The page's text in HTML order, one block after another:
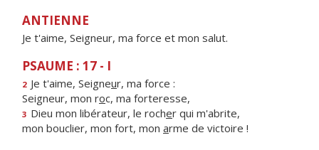
ANTIENNE
Je t'aime, Seigneur, ma force et mon salut.
PSAUME : 17 - I
2 Je t'aime, Seigneur, ma force :
Seigneur, mon roc, ma forteresse,
3 Dieu mon libérateur, le rocher qui m'abrite,
mon bouclier, mon fort, mon arme de victoire !